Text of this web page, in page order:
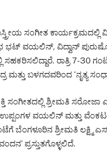
ಸಂಗೀತ
ಭಟ್ ವಯಲಿನ್, ವಿದ್ವಾನ್
ರಾತ್ರಿ 7-30
ಬಳಗದವರಿಂದ ‘ನೃತ್ಯ
ಸಂಗೀತದಲ್ಲಿ ಶ್ರೀಮತಿ
ವಯಲಿನ್ ಮತ್ತು
ಬೆಂಗಳೂರಿನ ಶ್ರೀಮತಿ ಲಕ್ಷ್ಮಿ
ಪ್ರಸ್ತುತಗೊಳ್ಳಲಿದೆ.